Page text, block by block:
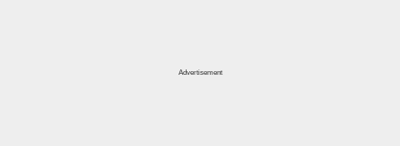
Advertisement